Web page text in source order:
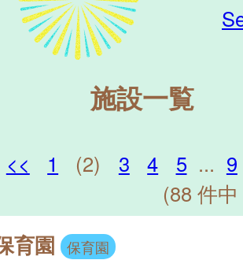
施設一覧
<< 1 (2) 3 4 5 ... 9
(88 件
育園
保育園